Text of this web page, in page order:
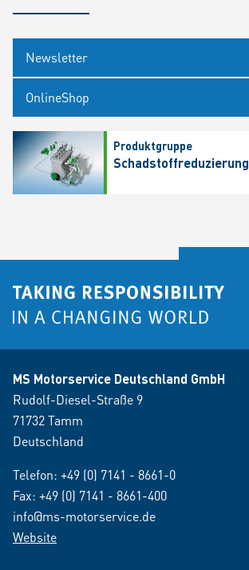
Newsletter
OnlineShop
Produktgruppe
Schadstoffreduzierung
MS Motorservice Deutschland GmbH
Rudolf-Diesel-Straße 9
71732 Tamm
Deutschland
Telefon: +49 (0) 7141 - 8661-0
Fax: +49 (0) 7141 - 8661-400
info@ms-motorservice.de
Website